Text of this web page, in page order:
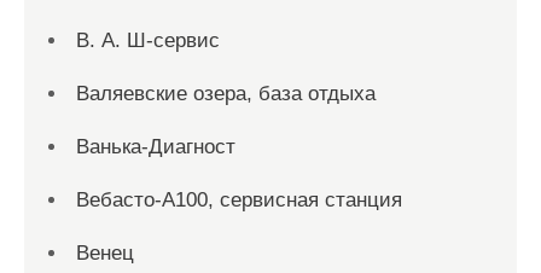
В. А. Ш-сервис
Валяевские озера, база отдыха
Ванька-Диагност
Вебасто-А100, сервисная станция
Венец